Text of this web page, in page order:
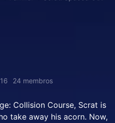
24 membros
Collision Course, Scrat is
take away his acorn. Now,